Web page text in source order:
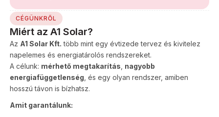
CÉGÜNKRŐL
Miért az A1 Solar?
Az A1 Solar Kft. több mint egy évtizede tervez és kivitelez
napelemes és energiatárolós rendszereket.
A célunk: mérhető megtakarítás nagyobb
energiafüggetlenség , és egy olyan rendszer, amiben
hosszú távon is bízhatsz.
Amit garantálunk: